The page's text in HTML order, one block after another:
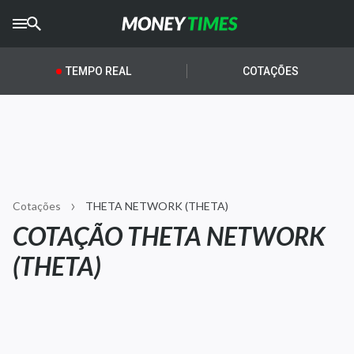
CRYPTOTIMES
AGROTIMES
Newsletters
Money Trader
TEMPO REAL COTAÇÕES
Cotações THETA NETWORK (THETA)
COTAÇÃO THETA NETWORK
(THETA)